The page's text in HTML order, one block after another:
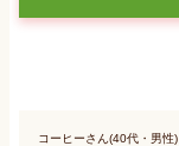
コーヒーさん(40代・男性)